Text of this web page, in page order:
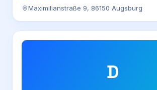
Maximilianstraße 9, 86150 Augsburg
D